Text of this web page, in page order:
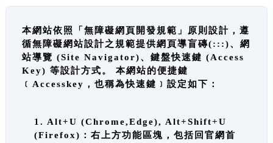
本網站依照「無障礙網頁開發規範」原則設計，遵
循無障礙網站設計之規範提供網頁導盲磚(:::)、網
站導覽 (Site Navigator)、鍵盤快速鍵 (Access
Key) 等設計方式。 本網站的便捷鍵
﹝Accesskey，也稱為快速鍵﹞設定如下：
1. Alt+U (Chrome,Edge), Alt+Shift+U
(Firefox)：右上方功能區塊，包括回官網首